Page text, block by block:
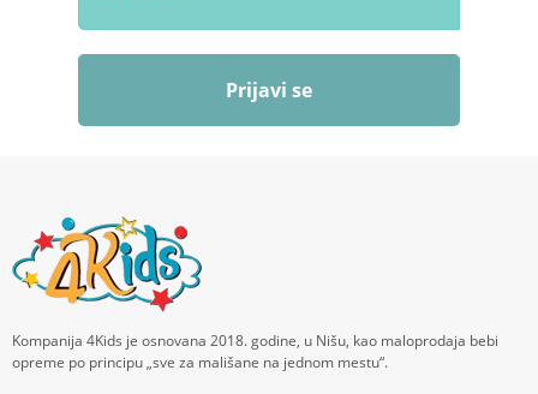
Prijavi se
Kompanija 4Kids je osnovana 2018. godine, u Nišu, kao maloprodaja bebi
opreme po principu „sve za mališane na jednom mestu“.